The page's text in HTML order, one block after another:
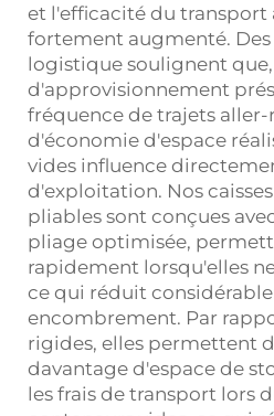
et l'efficacité du transport
fortement augmenté.
logistique soulignent
d'approvisionnement
fréquence de trajets
d'économie d'espace
vides influence
d'exploitation. Nos
pliables sont conçues
pliage optimisée,
rapidement lorsqu'elles
ce qui réduit
encombrement. Par
rigides, elles permettent
davantage d'espace de
les frais de transport lors